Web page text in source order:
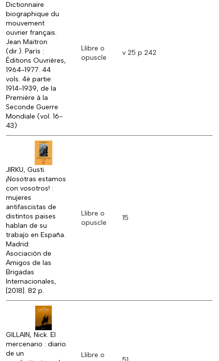
Dictionnaire
biographique du
mouvement
ouvrier français.
Jean Maitron
(dir.). París :
Éditions Ouvrières,
1964-1977. 44
vols. 4è partie:
1914-1939, de la
Première à la
Seconde Guerre
Mondiale (vol. 16-
43)
Llibre o
opuscle
v 25 p 242
JIRKU, Gusti.
¡Nosotras estamos
con vosotros! :
mujeres
antifascistas de
distintos paises
hablan de su
trabajo en España.
Madrid:
Asociación de
Amigos de las
Brigadas
Internacionales,
[2018]. 82 p.
Llibre o
opuscle
15
GILLAIN, Nick. El
mercenario : diario
de un
Llibre o